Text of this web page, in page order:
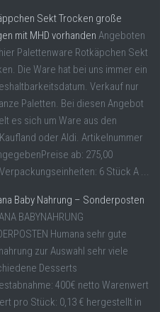
Sekt Trocken große
mit MHD vorhanden Angeboten
Palettenware Rotkäpchen Sekt
Die Ware hat bei uns immer ein
Verkauf nur
Paletten. Bei diesen Angebot
es sich um Ware aus den
oder Aldi. Artikelnummer
ab: 275,00
6 Stück A ...
Baby Nahrung – Sonderposten
BABYNAHRUNG
Humana sehr gute
zur Auswahl sehr viele
Desserts
400€ netto Warenwert
pro Stück: 0,13 € hergestellt in